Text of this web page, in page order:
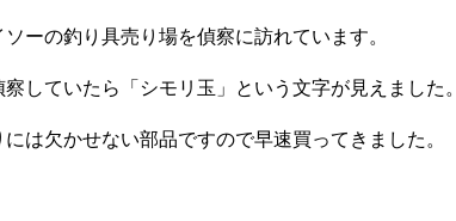
ーの釣り具売り場を偵察に訪れています。
していたら「シモリ玉」という文字が見えました。
は欠かせない部品ですので早速買ってきました。